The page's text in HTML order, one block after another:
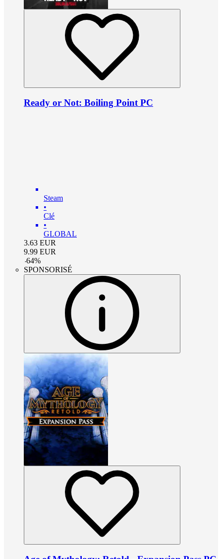
Ready or Not: Boiling Point PC
Steam
•
Clé
•
GLOBAL
3.63 EUR
9.99 EUR
-64%
SPONSORISÉ